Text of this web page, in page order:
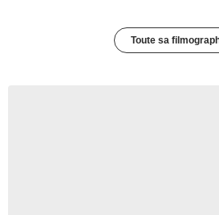
Toute sa